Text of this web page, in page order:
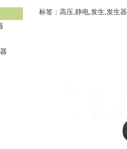
标签：高压,静电,发生,发生